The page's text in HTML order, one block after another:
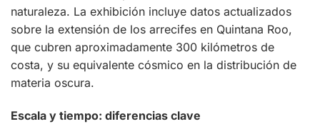
naturaleza. La exhibición incluye datos actualizados
sobre la extensión de los arrecifes en Quintana Roo,
que cubren aproximadamente 300 kilómetros de
costa, y su equivalente cósmico en la distribución de
materia oscura.
Escala y tiempo: diferencias clave